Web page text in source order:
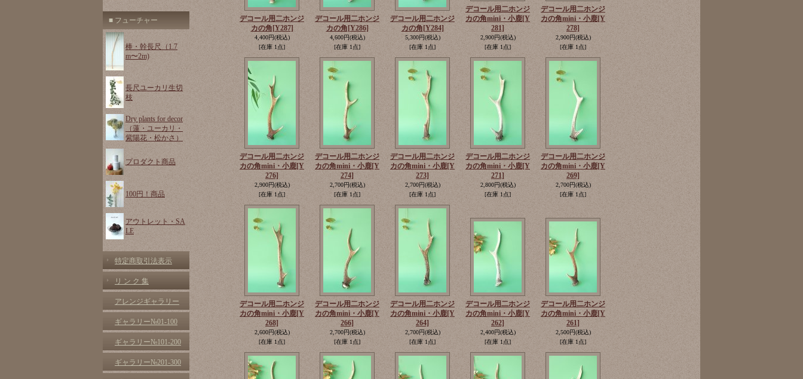
■ フューチャー
棒・幹長尺（1.7
m〜2m)
長尺ユーカリ生切
枝
Dry plants for decor
（蓮・ユーカリ・
紫陽花・松かさ）
プロダクト商品
100円！商品
アウトレット・SA
LE
特定商取引法表示
リ ン ク 集
アレンジギャラリー
ギャラリー№01-100
ギャラリー№101-200
ギャラリー№201-300
デコール用二ホンジ
カの角 [Y287]
4,400円(税込)
[在庫 1点]
デコール用二ホンジ
カの角 [Y286]
4,600円(税込)
[在庫 1点]
デコール用二ホンジ
カの角 [Y284]
5,300円(税込)
[在庫 1点]
デコール用二ホンジ
カの角mini・小鹿[Y
281]
2,900円(税込)
[在庫 1点]
デコール用二ホンジ
カの角mini・小鹿[Y
278]
2,900円(税込)
[在庫 1点]
デコール用二ホンジ
カの角mini・小鹿[Y
276]
2,900円(税込)
[在庫 1点]
デコール用二ホンジ
カの角mini・小鹿[Y
274]
2,700円(税込)
[在庫 1点]
デコール用二ホンジ
カの角mini・小鹿[Y
273]
2,700円(税込)
[在庫 1点]
デコール用二ホンジ
カの角mini・小鹿[Y
271]
2,800円(税込)
[在庫 1点]
デコール用二ホンジ
カの角mini・小鹿[Y
269]
2,700円(税込)
[在庫 1点]
デコール用二ホンジ
カの角mini・小鹿[Y
268]
2,600円(税込)
[在庫 1点]
デコール用二ホンジ
カの角mini・小鹿[Y
266]
2,700円(税込)
[在庫 1点]
デコール用二ホンジ
カの角mini・小鹿[Y
264]
2,700円(税込)
[在庫 1点]
デコール用二ホンジ
カの角mini・小鹿[Y
262]
2,400円(税込)
[在庫 1点]
デコール用二ホンジ
カの角mini・小鹿[Y
261]
2,500円(税込)
[在庫 1点]